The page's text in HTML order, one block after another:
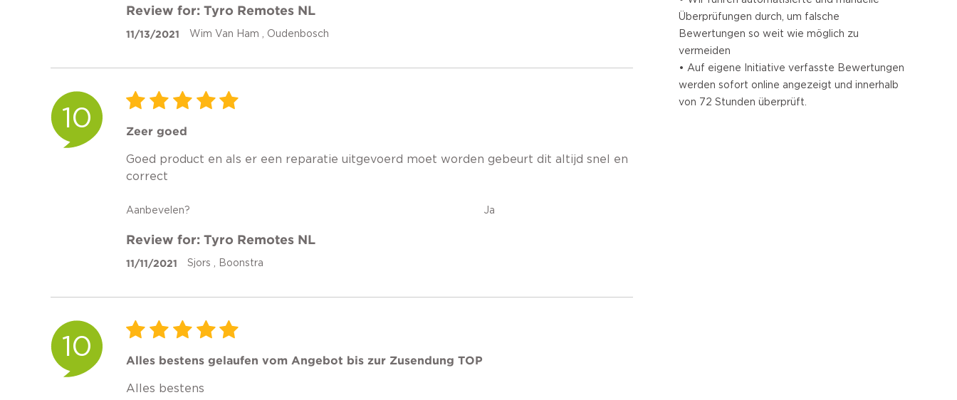
Review for: Tyro Remotes NL
11/13/2021 Wim Van Ham , Oudenbosch
10 Zeer goed
Goed product en als er een reparatie uitgevoerd moet worden gebeurt dit altijd snel en
correct
Aanbevelen? Ja
Review for: Tyro Remotes NL
11/11/2021 Sjors , Boonstra
10 Alles bestens gelaufen vom Angebot bis zur Zusendung TOP
Alles bestens
Überprüfungen durch, um falsche
Bewertungen so weit wie möglich zu
vermeiden
• Auf eigene Initiative verfasste Bewertungen
werden sofort online angezeigt und innerhalb
von 72 Stunden überprüft.